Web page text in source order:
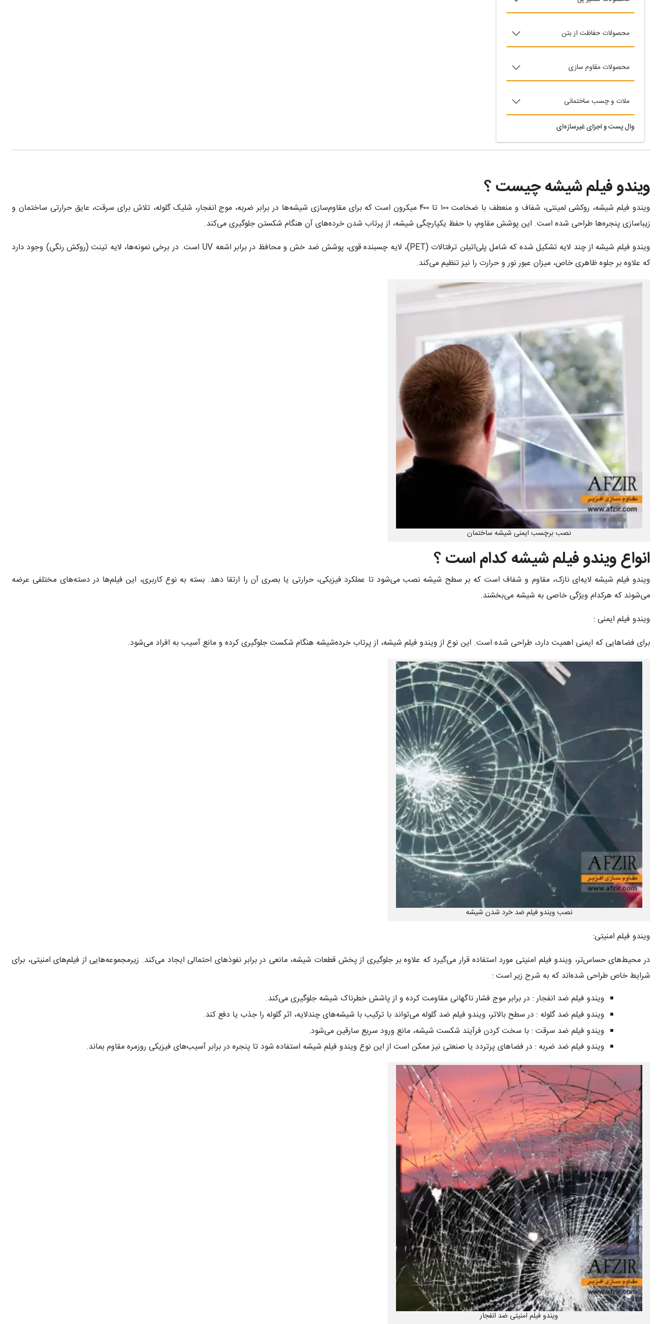
محصولات حفاظت از بتن
محصولات مقاوم سازی
ملات و چسب ساختمانی
وال پست و اجزای غیرسازه‌ای
ویندو فیلم شیشه چیست ؟
ویندو فیلم شیشه، روکشی لمینتی، شفاف و منعطف با ضخامت ۱۰۰ تا ۴۰۰ میکرون است که برای مقاوم‌سازی شیشه‌ها در برابر ضربه، موج انفجار، شلیک گلوله، تلاش برای سرقت، عایق حرارتی ساختمان و
زیباسازی پنجره‌ها طراحی شده است. این پوشش مقاوم، با حفظ یکپارچگی شیشه، از پرتاب شدن خرده‌های آن هنگام شکستن جلوگیری می‌کند.
ویندو فیلم شیشه از چند لایه تشکیل شده که شامل پلی‌اتیلن ترفتالات (PET)، لایه چسبنده قوی، پوشش ضد خش و محافظ در برابر اشعه UV است. در برخی نمونه‌ها، لایه تینت (روکش رنگی) وجود دارد
که علاوه بر جلوه ظاهری خاص، میزان عبور نور و حرارت را نیز تنظیم می‌کند.
نصب برچسب ایمنی شیشه ساختمان
انواع ویندو فیلم شیشه کدام است ؟
ویندو فیلم شیشه لایه‌ای نازک، مقاوم و شفاف است که بر سطح شیشه نصب می‌شود تا عملکرد فیزیکی، حرارتی یا بصری آن را ارتقا دهد. بسته به نوع کاربری، این فیلم‌ها در دسته‌های مختلفی عرضه
می‌شوند که هرکدام ویژگی خاصی به شیشه می‌بخشند.
ویندو فیلم ایمنی :
برای فضاهایی که ایمنی اهمیت دارد، طراحی شده است. این نوع از ویندو فیلم شیشه، از پرتاب خرده‌شیشه هنگام شکست جلوگیری کرده و مانع آسیب به افراد می‌شود.
نصب ویندو فیلم ضد خرد شدن شیشه
ویندو فیلم امنیتی:
در محیط‌های حساس‌تر، ویندو فیلم امنیتی مورد استفاده قرار می‌گیرد که علاوه بر جلوگیری از پخش قطعات شیشه، مانعی در برابر نفوذهای احتمالی ایجاد می‌کند. زیرمجموعه‌هایی از فیلم‌های امنیتی، برای
شرایط خاص طراحی شده‌اند که به شرح زیر است :
ویندو فیلم ضد انفجار :در برابر موج فشار ناگهانی مقاومت کرده و از پاشش خطرناک شیشه جلوگیری می‌کند.
ویندو فیلم ضد گلوله : در سطح بالاتر، ویندو فیلم ضد گلوله می‌تواند با ترکیب با شیشه‌های چندلایه، اثر گلوله را جذب یا دفع کند.
ویندو فیلم ضد سرقت :با سخت کردن فرآیند شکست شیشه، مانع ورود سریع سارقین می‌شود.
ویندو فیلم ضد ضربه :در فضاهای پرتردد یا صنعتی نیز ممکن است از این نوع ویندو فیلم شیشه استفاده شود تا پنجره در برابر آسیب‌های فیزیکی روزمره مقاوم بماند.
ویندو فیلم امنیتی ضد انفجار